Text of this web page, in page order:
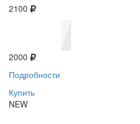
2100
2000
Подробности
Купить
NEW